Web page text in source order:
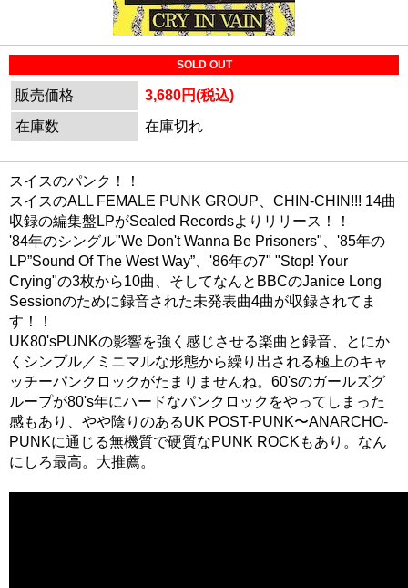
SOLD OUT
販売価格
3,680円(税込)
在庫数
在庫切れ
スイスのパンク！！
スイスのALL FEMALE PUNK GROUP、CHIN-CHIN!!! 14曲
収録の編集盤LPがSealed Recordsよりリリース！！
'84年のシングル"We Don't Wanna Be Prisoners"、'85年の
LP”Sound Of The West Way”、'86年の7" "Stop! Your
Crying"の3枚から10曲、そしてなんとBBCのJanice Long
Sessionのために録音された未発表曲4曲が収録されてま
す！！
UK80'sPUNKの影響を強く感じさせる楽曲と録音、とにか
くシンプル／ミニマルな形態から繰り出される極上のキャ
ッチーパンクロックがたまりませんね。60'sのガールズグ
ループが80's年にハードなパンクロックをやってしまった
感もあり、やや陰りのあるUK POST-PUNK〜ANARCHO-
PUNKに通じる無機質で硬質なPUNK ROCKもあり。なん
にしろ最高。大推薦。